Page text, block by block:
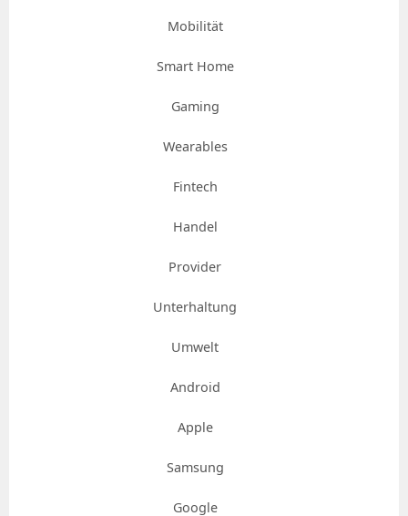
Mobilität
Smart Home
Gaming
Wearables
Fintech
Handel
Provider
Unterhaltung
Umwelt
Android
Apple
Samsung
Google